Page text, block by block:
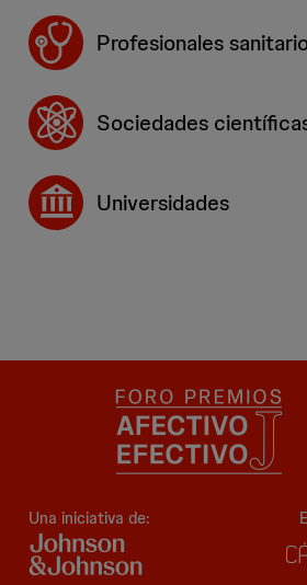
Profesionales
Sociedades
Universidades
Una iniciativa de: